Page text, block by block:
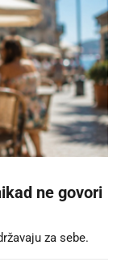
ne govori
za sebe.